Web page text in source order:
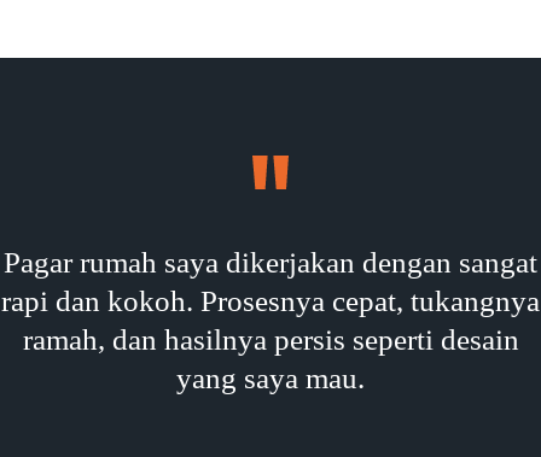
Pagar rumah saya dikerjakan dengan sangat
rapi dan kokoh. Prosesnya cepat, tukangnya
ramah, dan hasilnya persis seperti desain
yang saya mau.